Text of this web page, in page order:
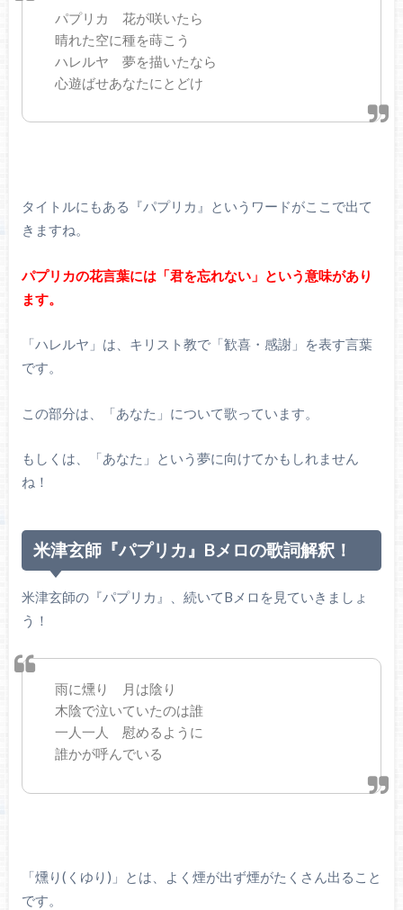
パプリカ 花が咲いたら
晴れた空に種を蒔こう
ハレルヤ 夢を描いたなら
心遊ばせあなたにとどけ
タイトルにもある『パプリカ』というワードがここで出て
きますね。
パプリカの花言葉には「君を忘れない」という意味があり
ます。
「ハレルヤ」は、キリスト教で「歓喜・感謝」を表す言葉
です。
この部分は、「あなた」について歌っています。
もしくは、「あなた」という夢に向けてかもしれません
ね！
米津玄師『パプリカ』Bメロの歌詞解釈！
米津玄師の『パプリカ』、続いてBメロを見ていきましょ
う！
雨に燻り 月は陰り
木陰で泣いていたのは誰
一人一人 慰めるように
誰かが呼んでいる
「燻り(くゆり)」とは、よく煙が出ず煙がたくさん出ること
です。